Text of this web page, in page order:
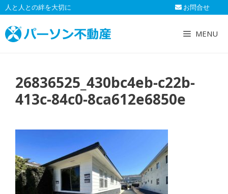
コ
ン
テ
ン
人と人との絆を大切に お問合せ
MENU
26836525_430bc4eb-c22b-
413c-84c0-8ca612e6850e